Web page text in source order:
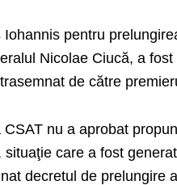
pentru
Nicolae Ciucă, a
de către
nu a aprobat
care a fost
decretul de prelungire